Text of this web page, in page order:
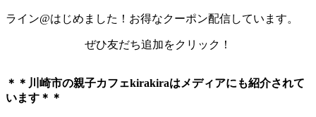
ライン@はじめました！お得なクーポン配信しています。
ぜひ友だち追加をクリック！
＊＊川崎市の親子カフェkirakiraは メディアにも紹介されて
います＊＊